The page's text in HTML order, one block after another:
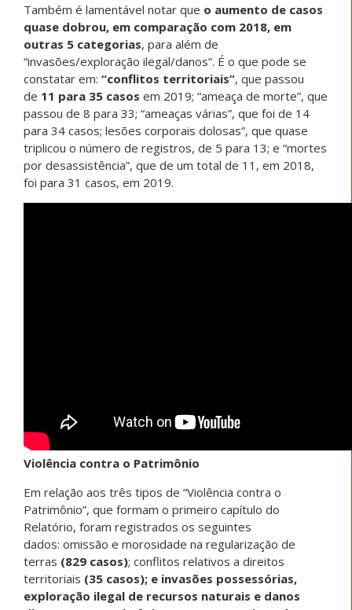
Também é lamentável notar que o aumento de casos
quase dobrou, em comparação com 2018, em
outras 5 categorias, para além de
“invasões/exploração ilegal/danos”. É o que pode se
constatar em: “conflitos territoriais”, que passou
de 11 para 35 casos em 2019; “ameaça de morte”, que
passou de 8 para 33; “ameaças várias”, que foi de 14
para 34 casos; lesões corporais dolosas”, que quase
triplicou o número de registros, de 5 para 13; e “mortes
por desassistência”, que de um total de 11, em 2018,
foi para 31 casos, em 2019.
Violência contra o Patrimônio
Em relação aos três tipos de “Violência contra o
Patrimônio”, que formam o primeiro capítulo do
Relatório, foram registrados os seguintes
dados: omissão e morosidade na regularização de
terras (829 casos); conflitos relativos a direitos
territoriais (35 casos); e invasões possessórias,
exploração ilegal de recursos naturais e danos